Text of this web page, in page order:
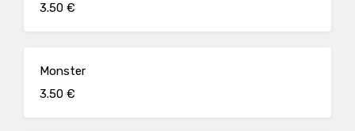
3.50 €
Monster
3.50 €